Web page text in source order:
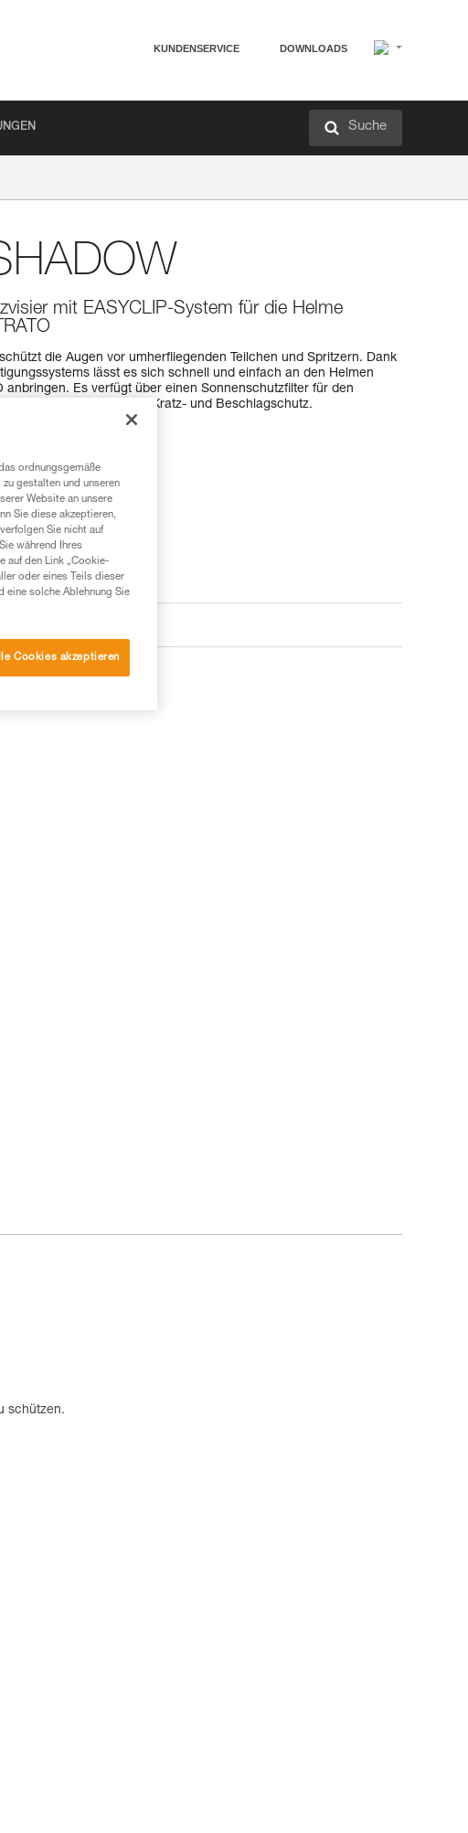
KUNDENSERVICE DOWNLOADS
Suche
mit EASYCLIP-System für die Helme
die Augen vor umherfliegenden Teilchen und Spritzern. Dank
lässt es sich schnell und einfach an den Helmen
anbringen. Es verfügt über einen Sonnenschutzfilter für den
(GL2) sowie über einen Kratz- und Beschlagschutz.
schützen.
ordnungsgemäße
gestalten und unseren
Website an unsere
Sie diese akzeptieren,
Sie nicht auf
während Ihres
auf den Link „Cookie-
oder eines Teils dieser
eine solche Ablehnung Sie
Cookies akzeptieren